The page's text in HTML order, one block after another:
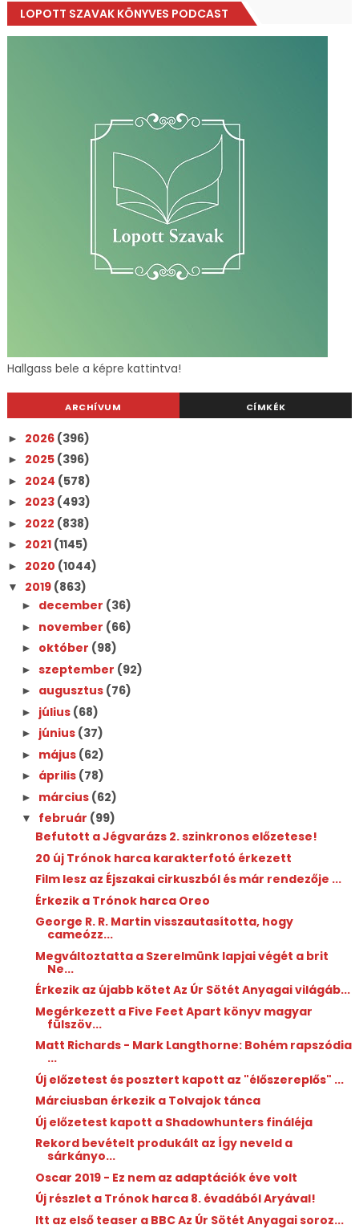
LOPOTT SZAVAK KÖNYVES PODCAST
Hallgass bele a képre kattintva!
ARCHÍVUM CÍMKÉK
► 2026 (396)
► 2025 (396)
► 2024 (578)
► 2023 (493)
► 2022 (838)
► 2021 (1145)
► 2020 (1044)
▼ 2019 (863)
► december (36)
► november (66)
► október (98)
► szeptember (92)
► augusztus (76)
► július (68)
► június (37)
► május (62)
► április (78)
► március (62)
▼ február (99)
Befutott a Jégvarázs 2. szinkronos előzetese!
20 új Trónok harca karakterfotó érkezett
Film lesz az Éjszakai cirkuszból és már rendezője ...
Érkezik a Trónok harca Oreo
George R. R. Martin visszautasította, hogy
cameózz...
Megváltoztatta a Szerelmünk lapjai végét a brit
Ne...
Érkezik az újabb kötet Az Úr Sötét Anyagai világáb...
Megérkezett a Five Feet Apart könyv magyar
fülszöv...
Matt Richards - Mark Langthorne: Bohém ​rapszódia
...
Új előzetest és posztert kapott az "élőszereplős" ...
Márciusban érkezik a Tolvajok tánca
Új előzetest kapott a Shadowhunters fináléja
Rekord bevételt produkált az Így neveld a
sárkányo...
Oscar 2019 - Ez nem az adaptációk éve volt
Új részlet a Trónok harca 8. évadából Aryával!
Itt az első teaser a BBC Az Úr Sötét Anyagai soroz...